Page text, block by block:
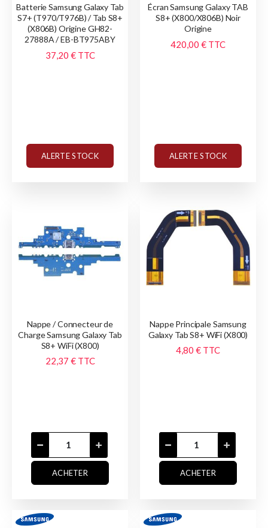
Batterie Samsung Galaxy Tab
S7+ (T970/T976B) / Tab S8+
(X806B) Origine GH82-
27888A / EB-BT975ABY
37,20 € TTC
ALERTE STOCK
Écran Samsung Galaxy TAB
S8+ (X800/X806B) Noir
Origine
420,00 € TTC
ALERTE STOCK
Nappe / Connecteur de
Charge Samsung Galaxy Tab
S8+ WiFi (X800)
22,37 € TTC
ACHETER
Nappe Principale Samsung
Galaxy Tab S8+ WiFi (X800)
4,80 € TTC
ACHETER